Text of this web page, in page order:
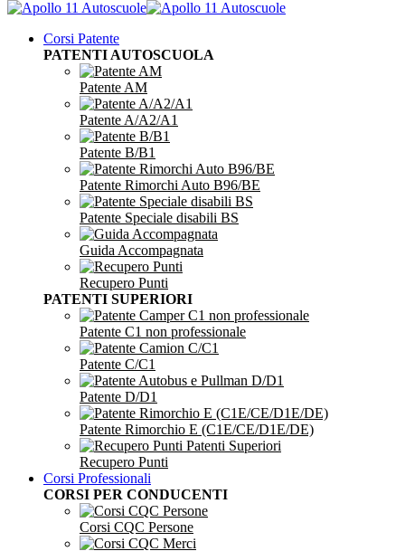
Corsi Patente
PATENTI AUTOSCUOLA
Patente AM
Patente A/A2/A1
Patente B/B1
Patente Rimorchi Auto B96/BE
Patente Speciale disabili BS
Guida Accompagnata
Recupero Punti
PATENTI SUPERIORI
Patente C1 non professionale
Patente C/C1
Patente D/D1
Patente Rimorchio E (C1E/CE/D1E/DE)
Recupero Punti
Corsi Professionali
CORSI PER CONDUCENTI
Corsi CQC Persone